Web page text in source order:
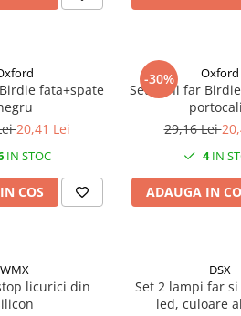
fata+spate
20,41 Lei
IN STOC
COS
-30% Oxford
Set mini far
29,16 Lei
4IN
ADAUGA IN
WMX
licurici din
DSX
Set 2 lampi far si
led, culoare